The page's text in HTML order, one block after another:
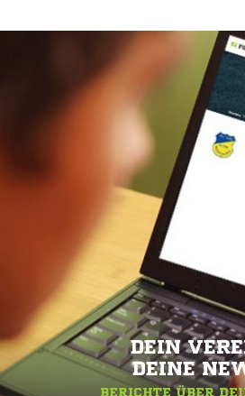
DEIN
DEINE
BERICHTE ÜBER